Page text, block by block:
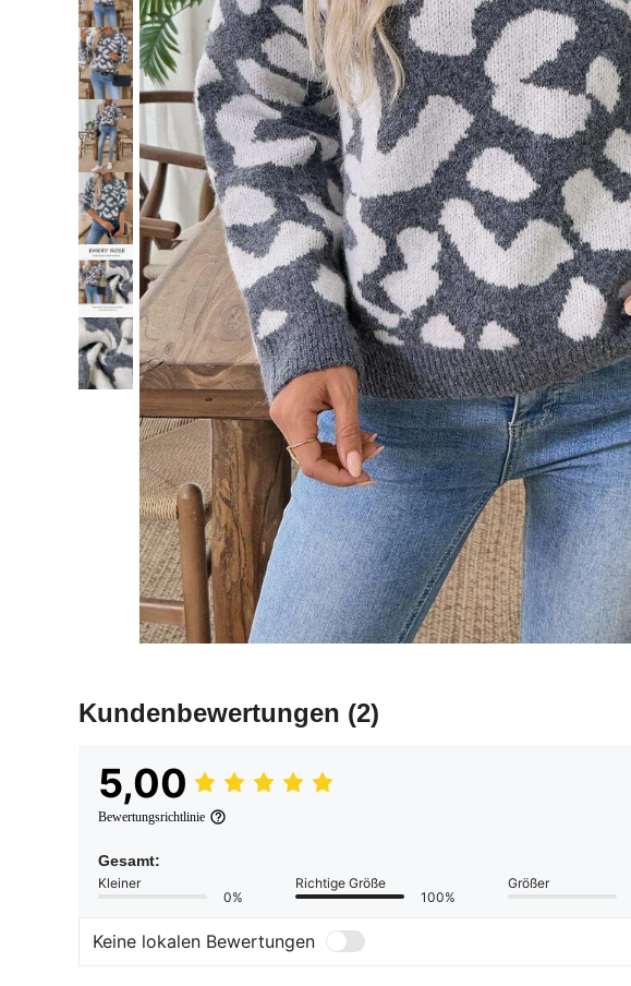
Kundenbewertungen (2)
5,00
Bewertungsrichtlinie
Gesamt:
Kleiner
0%
Richtige Größe
100%
Größer
Keine lokalen Bewertungen